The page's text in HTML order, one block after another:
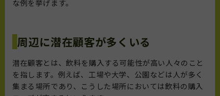
な例を挙げます。
周辺に潜在顧客が多くいる
潜在顧客とは、飲料を購入する可能性が高い人々のこと
を指します。例えば、工場や大学、公園などは人が多く
集まる場所であり、こうした場所においては飲料の購入